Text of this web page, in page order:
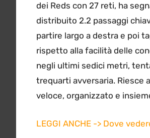
dei Reds con 27 reti, ha
distribuito 2.2 passaggi
partire largo a destra e poi
rispetto alla facilità delle
negli ultimi sedici metri,
trequarti avversaria. Riesce
veloce, organizzato e
LEGGI ANCHE -> Dove